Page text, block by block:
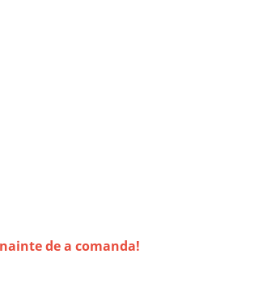
de a comanda!